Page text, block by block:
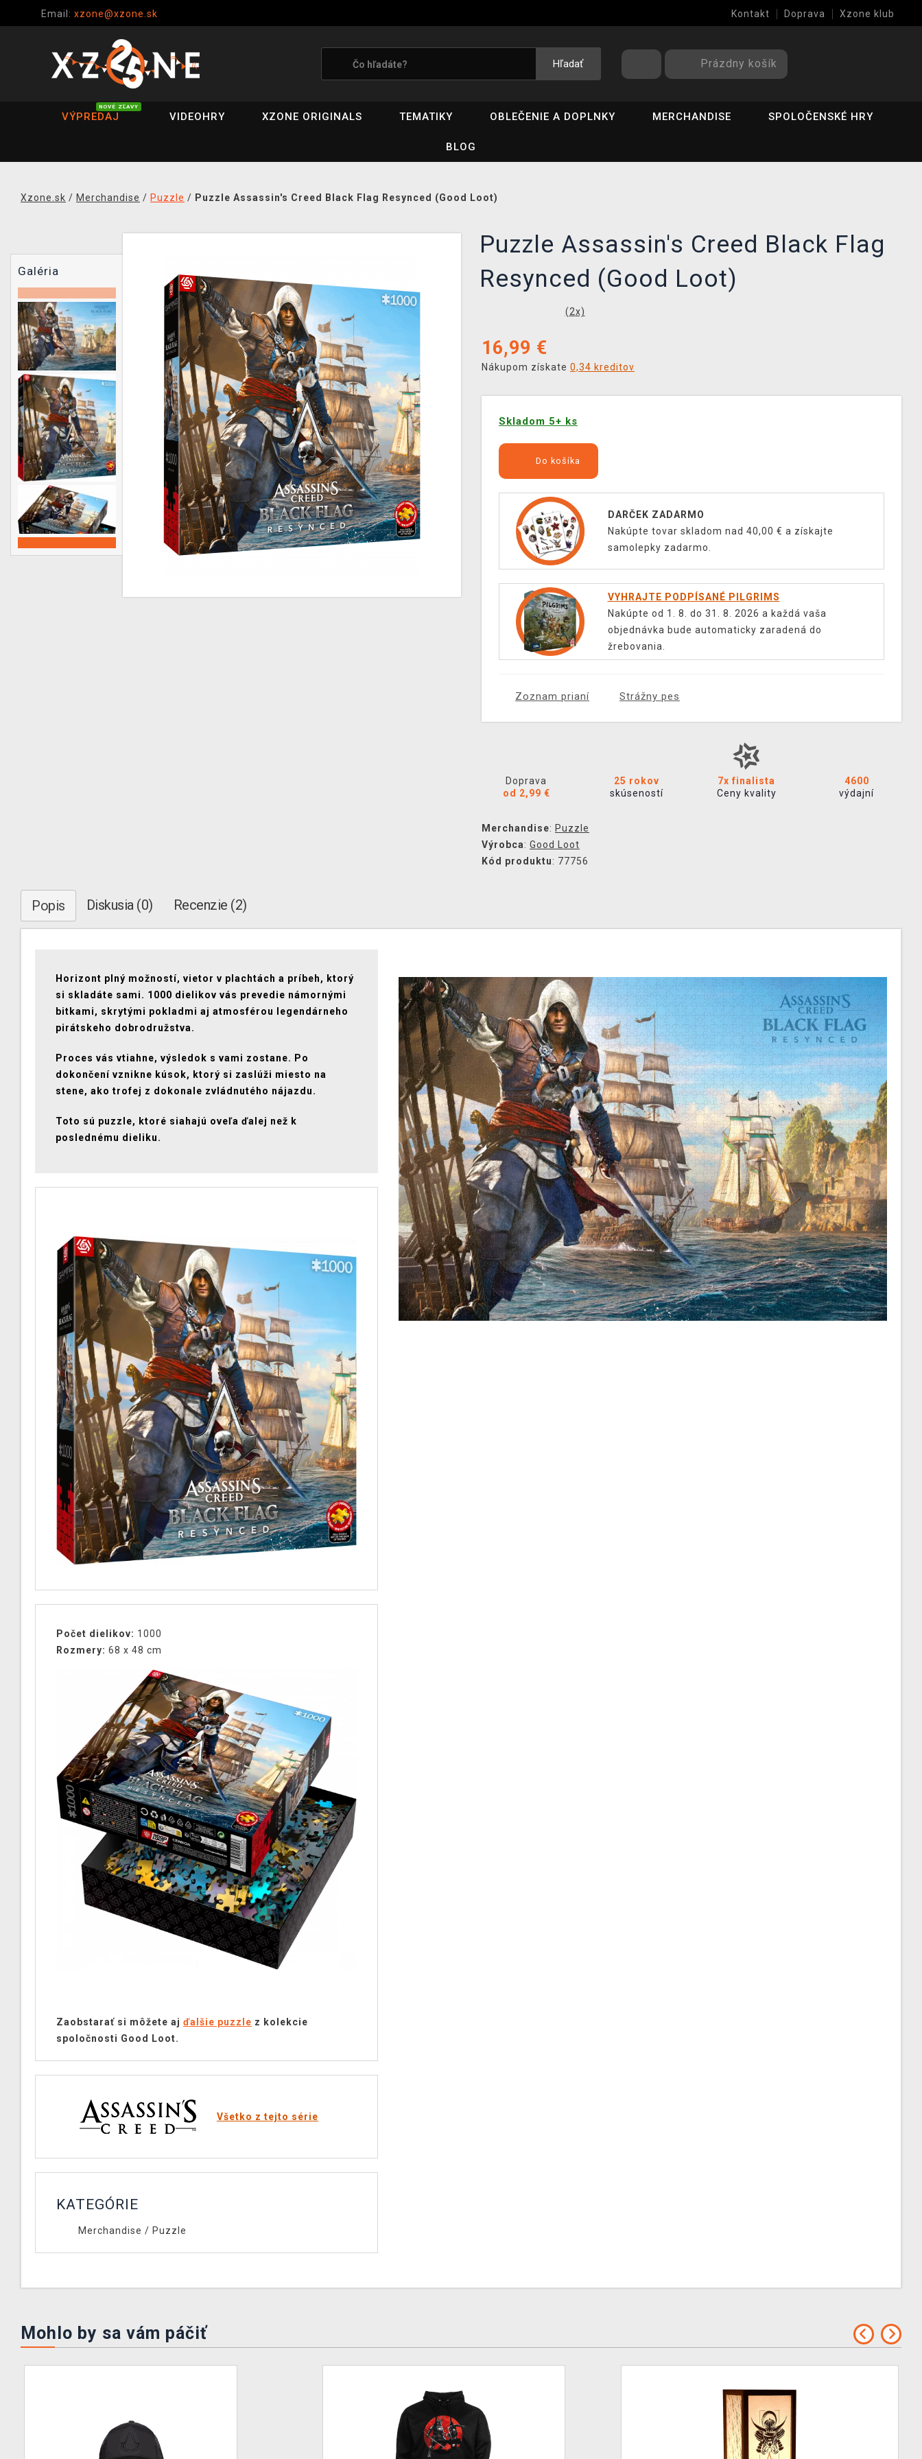
Email: xzone@xzone.sk Kontakt Doprava Xzone klub
Hľadať Prázdny košík
VÝPREDAJ
NOVÉ ZĽAVY
VIDEOHRY XZONE ORIGINALS TEMATIKY OBLEČENIE A DOPLNKY MERCHANDISE SPOLOČENSKÉ HRY
BLOG
Xzone.sk / Merchandise / Puzzle / Puzzle Assassin's Creed Black Flag Resynced (Good Loot)
Galéria
Puzzle Assassin's Creed Black Flag
Resynced (Good Loot)
(2x)
16,99 €
Nákupom získate 0,34 kreditov
Skladom 5+ ks
Do košíka
DARČEK ZADARMO
Nakúpte tovar skladom nad 40,00 € a získajte
samolepky zadarmo.
VYHRAJTE PODPÍSANÉ PILGRIMS
Nakúpte od 1. 8. do 31. 8. 2026 a každá vaša
objednávka bude automaticky zaradená do
žrebovania.
Zoznam prianí Strážny pes
Doprava
od 2,99 €
25 rokov
skúseností
7x finalista
Ceny kvality
4600
výdajní
Merchandise: Puzzle
Výrobca: Good Loot
Kód produktu: 77756
Popis Diskusia (0) Recenzie (2)
Horizont plný možností, vietor v plachtách a príbeh, ktorý
si skladáte sami. 1000 dielikov vás prevedie námornými
bitkami, skrytými pokladmi aj atmosférou legendárneho
pirátskeho dobrodružstva.
Proces vás vtiahne, výsledok s vami zostane. Po
dokončení vznikne kúsok, ktorý si zaslúži miesto na
stene, ako trofej z dokonale zvládnutého nájazdu.
Toto sú puzzle, ktoré siahajú oveľa ďalej než k
poslednému dieliku.
Počet dielikov: 1000
Rozmery: 68 x 48 cm
Zaobstarať si môžete aj ďalšie puzzle z kolekcie
spoločnosti Good Loot.
Všetko z tejto série
KATEGÓRIE
Merchandise / Puzzle
Mohlo by sa vám páčiť